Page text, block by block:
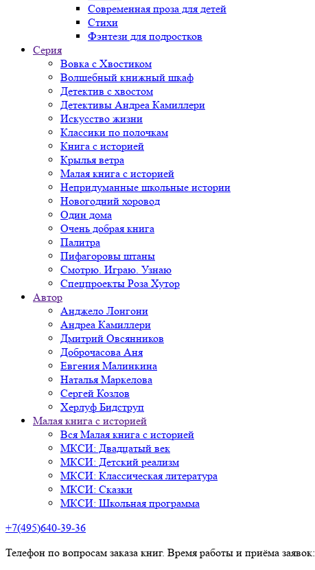
Современная проза для детей
Стихи
Фэнтези для подростков
Серия
Вовка с Хвостиком
Волшебный книжный шкаф
Детектив с хвостом
Детективы Андреа Камиллери
Искусство жизни
Классики по полочкам
Книга с историей
Крылья ветра
Малая книга с историей
Непридуманные школьные истории
Новогодний хоровод
Один дома
Очень добрая книга
Палитра
Пифагоровы штаны
Смотрю. Играю. Узнаю
Спецпроекты Роза Хутор
Автор
Анджело Лонгони
Андреа Камиллери
Дмитрий Овсянников
Доброчасова Аня
Евгения Малинкина
Наталья Маркелова
Сергей Козлов
Херлуф Бидструп
Малая книга с историей
Вся Малая книга с историей
МКСИ: Двадцатый век
МКСИ: Детский реализм
МКСИ: Классическая литература
МКСИ: Сказки
МКСИ: Школьная программа
+7(495)640-39-36
Телефон по вопросам заказа книг. Время работы и приёма заявок: